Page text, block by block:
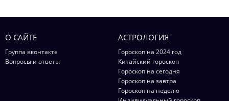
О САЙТЕ
Группа вконтакте
Вопросы и ответы
АСТРОЛОГИЯ
Гороскоп на 2024 год
Китайский гороскоп
Гороскоп на сегодня
Гороскоп на завтра
Гороскоп на неделю